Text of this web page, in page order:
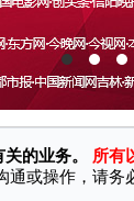
电影票和奖励、
关的业务。 所有
通或操作，请务